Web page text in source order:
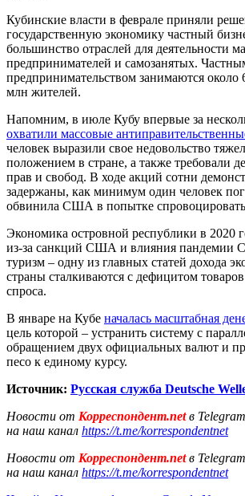
Кубинские власти в феврале приняли
государственную экономику частный
большинство отраслей для деятельности
предпринимателей и самозанятых.
предпринимательством занимаются около
млн жителей.
Напомним, в июле Кубу впервые за
охватили массовые
человек выразили свое недовольство
положением в стране, а также требовали
прав и свобод. В ходе акций сотни
задержаны, как минимум один человек
обвинила США в попытке
Экономика островной республики в 2020
из-за санкций США и влияния пандемии
туризм – одну из главных статей дохода
страны сталкиваются с дефицитом
спроса.
В январе на Кубе началась масштабная
цель которой – устранить систему с
обращением двух официальных валют и
песо к единому курсу.
Источник: Русская служба Deutsche
Новости от Корреспондент.netв
на наш канал https://t.me/korrespondentnet
Новости от Корреспондент.netв
на наш канал https://t.me/korrespondentnet